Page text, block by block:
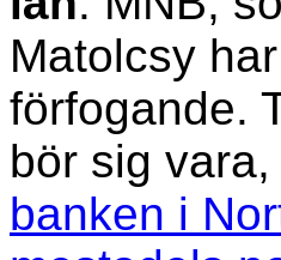
Matolcsy
förfogande.
bör sig
banken i